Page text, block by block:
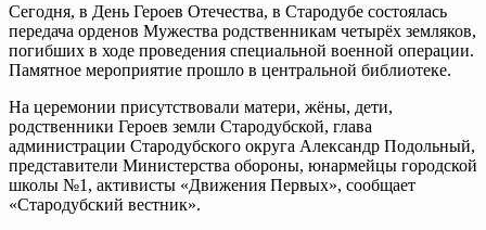
Сегодня, в День Героев Отечества, в Стародубе состоялась
передача орденов Мужества родственникам четырёх земляков,
погибших в ходе проведения специальной военной операции.
Памятное мероприятие прошло в центральной библиотеке.
На церемонии присутствовали матери, жёны, дети,
родственники Героев земли Стародубской, глава
администрации Стародубского округа Александр Подольный,
представители Министерства обороны, юнармейцы городской
школы №1, активисты «Движения Первых», сообщает
«Стародубский вестник».